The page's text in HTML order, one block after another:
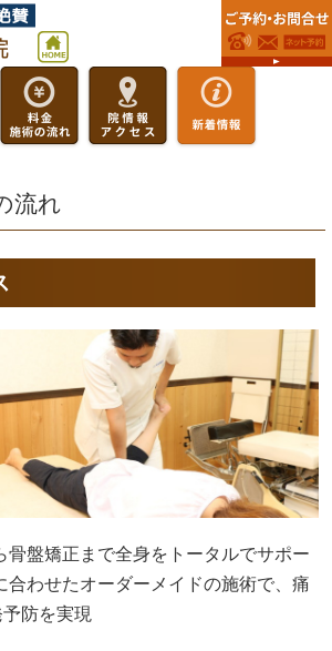
流れ
骨盤矯正まで全身をトータルでサポー
合わせたオーダーメイドの施術で、痛
防を実現